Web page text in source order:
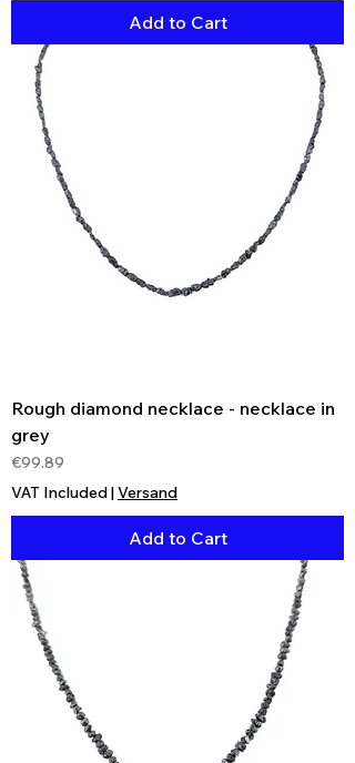
Add to Cart
Rough diamond necklace - necklace in
grey
Price
€99.89
VAT Included|Versand
Add to Cart